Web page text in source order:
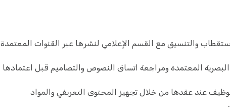
والتنسيق مع القسم الإعلامي لنشرها عبر القنوات المعتمدة
البصرية المعتمدة ومراجعة اتساق النصوص والتصاميم قبل اعتمادها
عند عقدها من خلال تجهيز المحتوى التعريفي والمواد